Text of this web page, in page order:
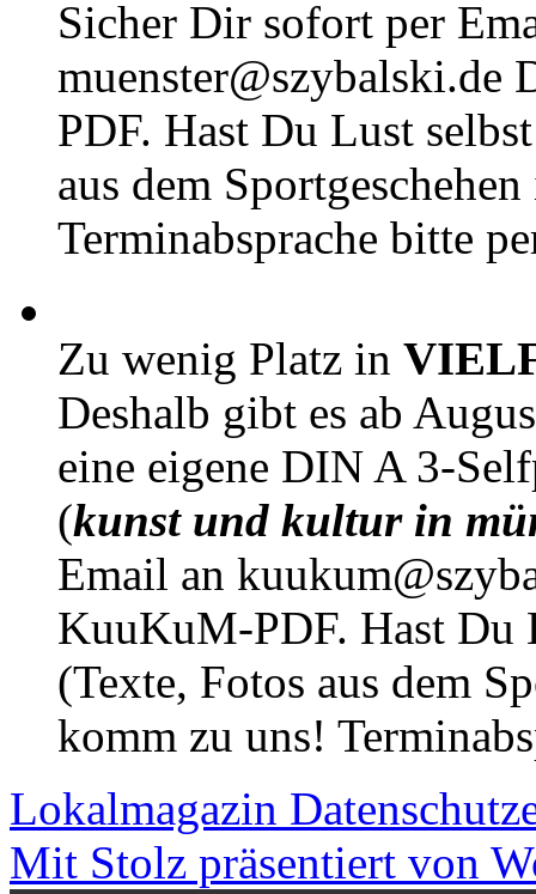
Sicher Dir sofort per
muenster@szybalski.de
PDF. Hast Du Lust
aus dem
Terminabsprache bitte
Zu wenig Platz in
Deshalb gibt es ab
eine eigene DIN A 3-
(kunst und kultur in
Email an
KuuKuM-PDF. Hast Du
(Texte, Fotos aus dem
komm zu uns!
Lokalmagazin
Mit Stolz präsentiert von